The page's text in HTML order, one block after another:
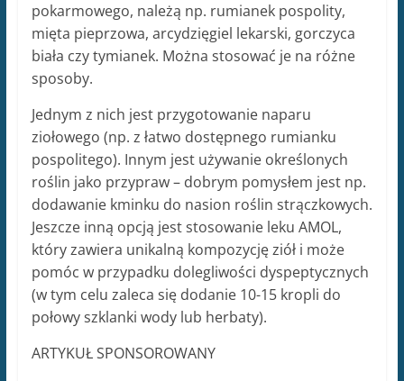
pokarmowego, należą np. rumianek pospolity,
mięta pieprzowa, arcydzięgiel lekarski, gorczyca
biała czy tymianek. Można stosować je na różne
sposoby.
Jednym z nich jest przygotowanie naparu
ziołowego (np. z łatwo dostępnego rumianku
pospolitego). Innym jest używanie określonych
roślin jako przypraw – dobrym pomysłem jest np.
dodawanie kminku do nasion roślin strączkowych.
Jeszcze inną opcją jest stosowanie leku AMOL,
który zawiera unikalną kompozycję ziół i może
pomóc w przypadku dolegliwości dyspeptycznych
(w tym celu zaleca się dodanie 10-15 kropli do
połowy szklanki wody lub herbaty).
ARTYKUŁ SPONSOROWANY